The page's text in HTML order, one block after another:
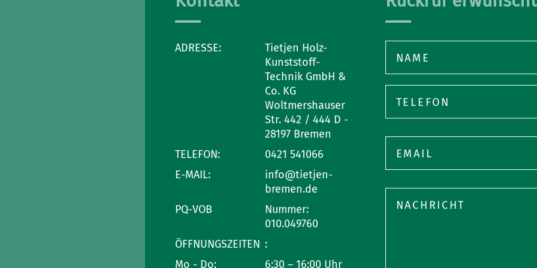
ADRESSE:
Tietjen Holz-
Kunststoff-
Technik GmbH &
Co. KG
Woltmershauser
Str. 442 / 444 D -
28197 Bremen
TELEFON:
0421 541066
E-MAIL:
info@tietjen-
bremen.de
PQ-VOB
Nummer:
010.049760
ÖFFNUNGSZEITEN :
Mo - Do:
6:30 – 16:00 Uhr
Bitte
lasse
Bitte
lasse